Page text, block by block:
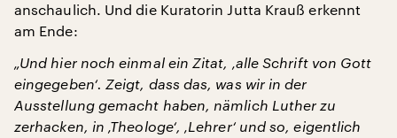
anschaulich. Und die Kuratorin Jutta Krauß erkennt
am Ende:
„Und hier noch einmal ein Zitat, ‚alle Schrift von Gott
eingegeben‘. Zeigt, dass das, was wir in der
Ausstellung gemacht haben, nämlich Luther zu
zerhacken, in ‚Theologe‘, ‚Lehrer‘ und so, eigentlich